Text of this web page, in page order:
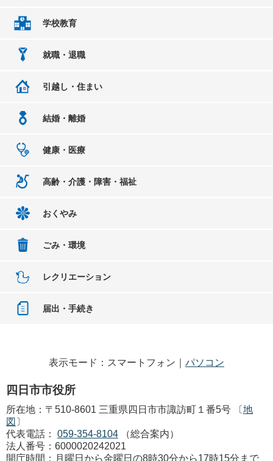
学校教育
就職・退職
引越し・住まい
結婚・離婚
健康・医療
高齢・介護・障害・福祉
おくやみ
ごみ・環境
レクリエーション
届出・手続き
表示モード：スマートフォン｜ パソコン
四日市市役所
所在地：〒510-8601 三重県四日市市諏訪町１番5号 〔地
図 〕
代表電話：
059-354-8104
（総合案内）
法人番号：6000020242021
開庁時間：月曜日から金曜日の8時30分から17時15分まで